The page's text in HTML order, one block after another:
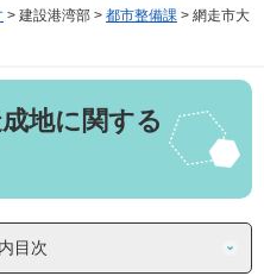
> 建設港湾部 > 都市整備課 > 網走市大
地に関する
目次